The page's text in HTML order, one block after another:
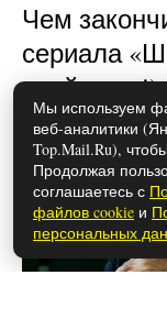
Чем
сериала
спойлеры!)
Мы используем
веб-аналитики
Top.Mail.Ru),
Продолжая
соглашаетесь с
файлов cookie и
персональных